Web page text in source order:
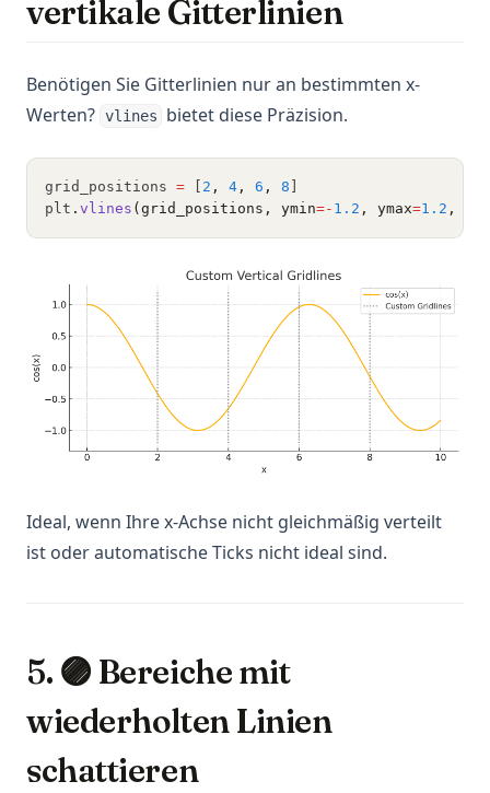
vertikale Gitterlinien
Benötigen Sie Gitterlinien nur an bestimmten x-
Werten? vlines bietet diese Präzision.
grid_positions = [ 2 , 4 , 6 , 8 ]
plt . vlines (grid_positions, ymin=- 1.2 , ymax=1.2 ,
Ideal, wenn Ihre x-Achse nicht gleichmäßig verteilt
ist oder automatische Ticks nicht ideal sind.
5. 🟣 Bereiche mit
wiederholten Linien
schattieren